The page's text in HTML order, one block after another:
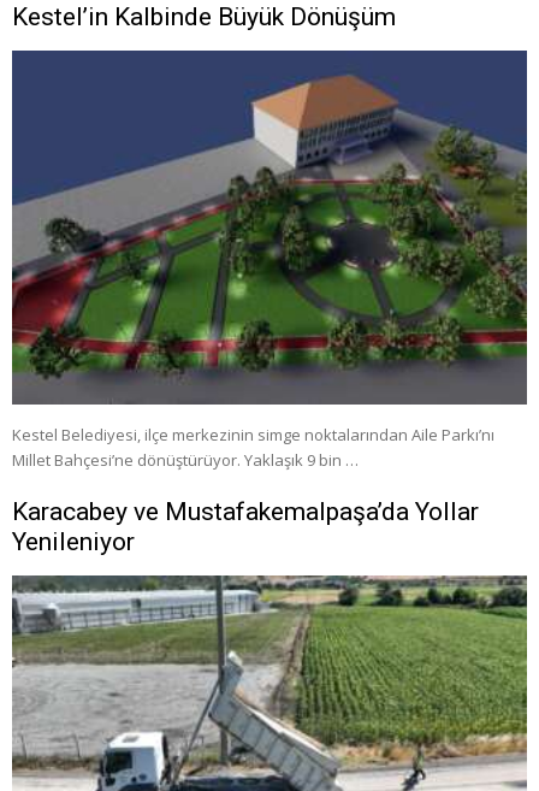
Kestel’in Kalbinde Büyük Dönüşüm
Kestel Belediyesi, ilçe merkezinin simge noktalarından Aile Parkı’nı
Millet Bahçesi’ne dönüştürüyor. Yaklaşık 9 bin …
Karacabey ve Mustafakemalpaşa’da Yollar
Yenileniyor